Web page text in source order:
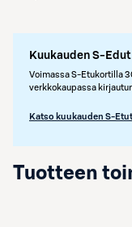
Kuukauden S-
Voimassa S-Etukortilla
verkkokaupassa
Katso kuukauden S-
Tuotteen